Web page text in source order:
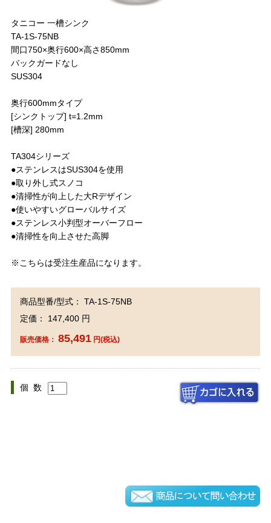
タニコー 一槽シンク
TA-1S-75NB
間口750×奥行600×高さ850mm
バックガードなし
SUS304
奥行600mmタイプ
[シンクトップ] t=1.2mm
[槽深] 280mm
TA304シリーズ
●ステンレスはSUS304を使用
●取り外し式スノコ
●清掃性が向上した大Rデザイン
●使いやすいグローバルサイズ
●ステンレス小判型オーバーフロー
●清掃性を向上させた高脚
※こちらは受注生産品になります。
商品型番/型式： TA-1S-75NB
定価： 147,400 円
販売価格： 85,491円(税込)
個 数